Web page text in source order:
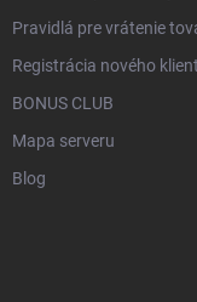
Pravidlá pre vrátenie
Registrácia nového
BONUS CLUB
Mapa serveru
Blog